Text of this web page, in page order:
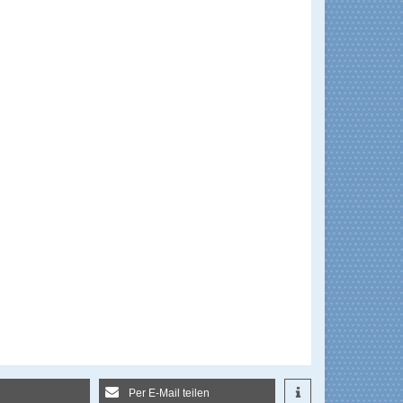
Per E-Mail teilen